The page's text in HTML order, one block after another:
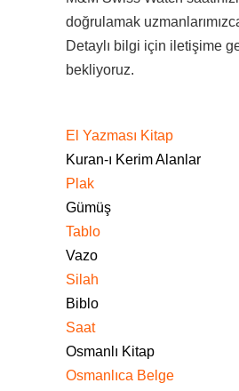
doğrulamak
Detaylı bilgi için iletişime
bekliyoruz.
El Yazması Kitap
Kuran-ı Kerim Alanlar
Plak
Gümüş
Tablo
Vazo
Silah
Biblo
Saat
Osmanlı Kitap
Osmanlıca Belge